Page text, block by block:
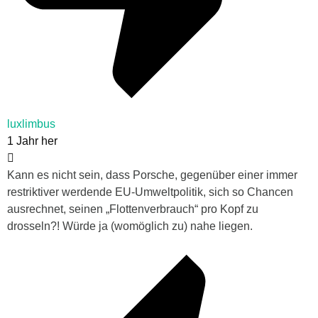
luxlimbus
1 Jahr her
Kann es nicht sein, dass Porsche, gegenüber einer immer
restriktiver werdende EU-Umweltpolitik, sich so Chancen
ausrechnet, seinen „Flottenverbrauch“ pro Kopf zu
drosseln?! Würde ja (womöglich zu) nahe liegen.